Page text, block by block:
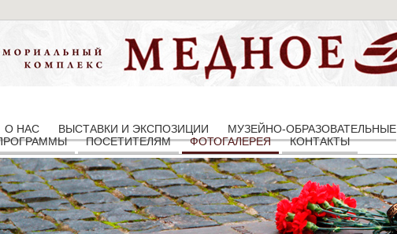
О НАС ВЫСТАВКИ И ЭКСПОЗИЦИИ
МУЗЕЙНО-ОБРАЗОВАТЕЛЬНЫЕ
ПОСЕТИТЕЛЯМ ФОТОГАЛЕРЕЯ КОНТАКТЫ